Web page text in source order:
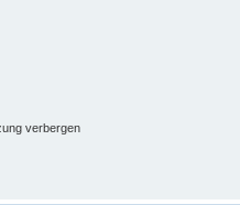
verbergen